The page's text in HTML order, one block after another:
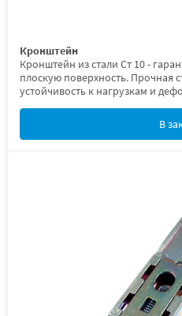
Кронштейн
Кронштейн из стали Ст 10 -
плоскую поверхность. Прочная
устойчивость к нагрузкам и
В